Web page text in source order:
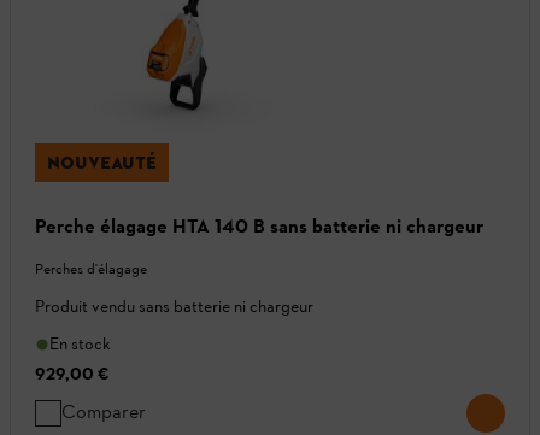
NOUVEAUTÉ
Perche élagage HTA 140 B sans batterie ni chargeur
Perches d'élagage
Produit vendu sans batterie ni chargeur
En stock
929,00 €
Comparer